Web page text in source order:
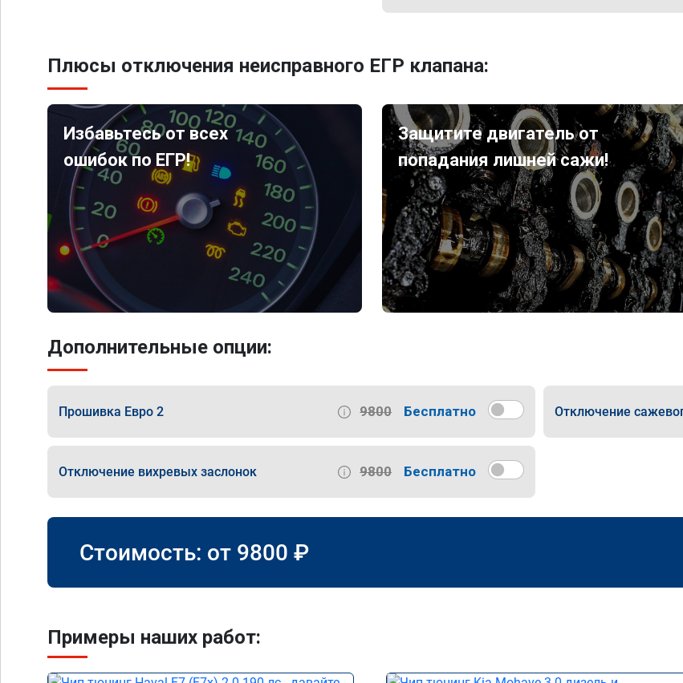
Плюсы отключения неисправного ЕГР клапана:
Избавьтесь от всех
ошибок по ЕГР!
Защитите двигатель от
попадания лишней сажи!
Дополнительные опции:
Прошивка Евро 2 9800 Бесплатно Отключение
Отключение вихревых заслонок 9800 Бесплатно
Стоимость: от 9800 ₽
Примеры наших работ: